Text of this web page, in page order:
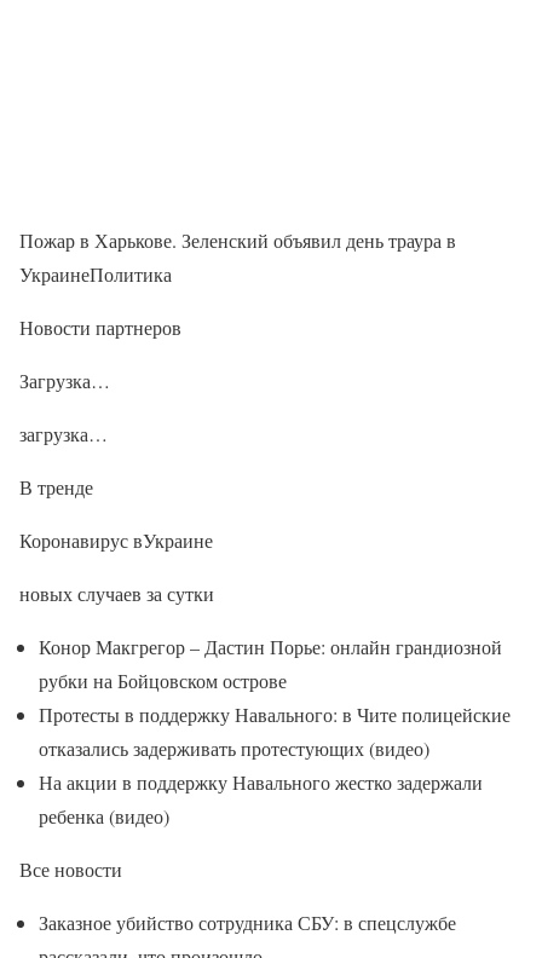
Пожар в Харькове. Зеленский объявил день траура в
УкраинеПолитика
Новости партнеров
Загрузка…
загрузка…
В тренде
Коронавирус вУкраине
новых случаев за сутки
Конор Макгрегор – Дастин Порье: онлайн грандиозной
рубки на Бойцовском острове
Протесты в поддержку Навального: в Чите полицейские
отказались задерживать протестующих (видео)
На акции в поддержку Навального жестко задержали
ребенка (видео)
Все новости
Заказное убийство сотрудника СБУ: в спецслужбе